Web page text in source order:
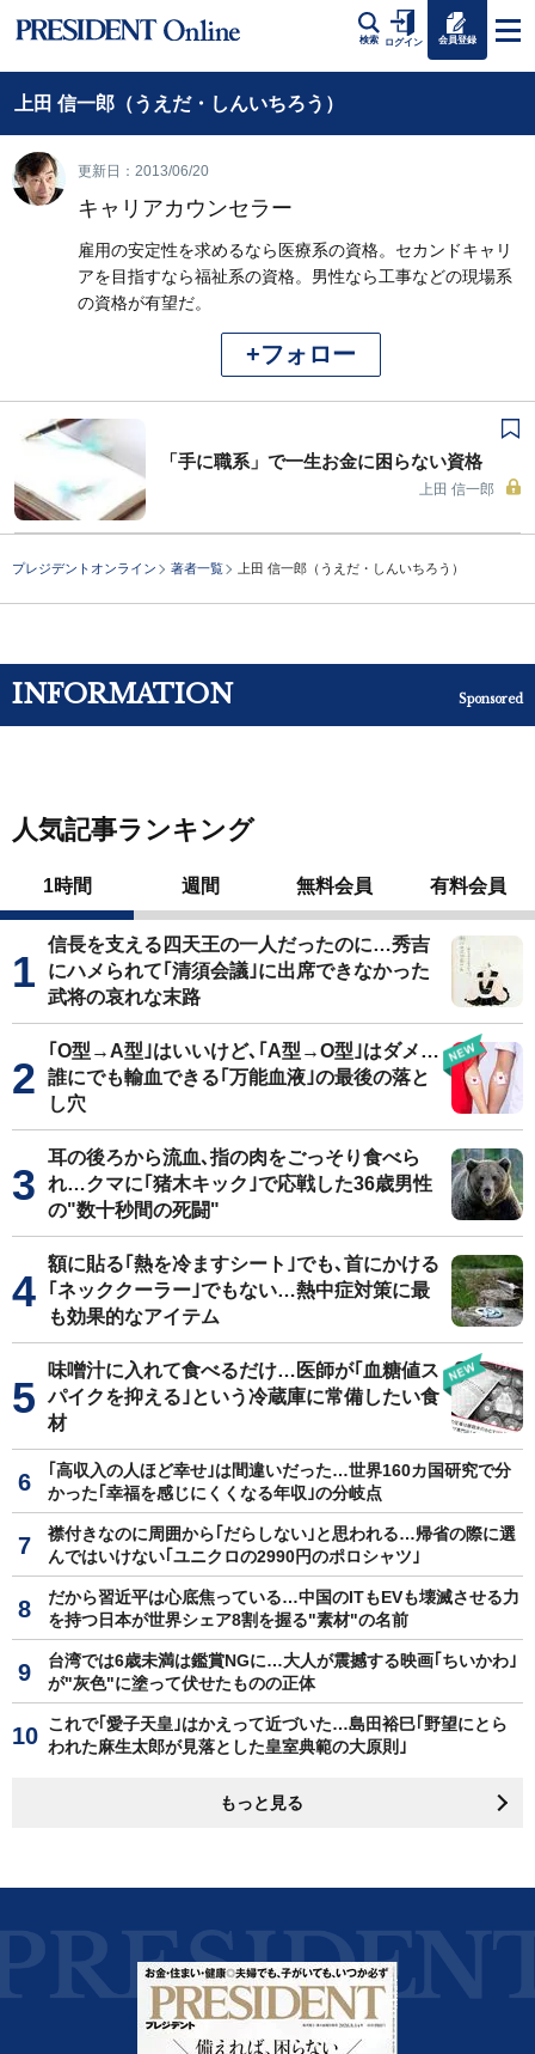
検索 ログイン 会員登録
上田 信一郎（うえだ・しんいちろう）
更新日：2013/06/20
キャリアカウンセラー
雇用の安定性を求めるなら医療系の資格。セカンドキャリ
アを目指すなら福祉系の資格。男性なら工事などの現場系
の資格が有望だ。
+フォロー
「手に職系」で一生お金に困らない資格
上田 信一郎
プレジデントオンライン 著者一覧 上田 信一郎（うえだ・しんいちろう）
INFORMATION Sponsored
人気記事ランキング
1時間 週間 無料会員 有料会員
信長を支える四天王の一人だったのに…秀吉
にハメられて｢清須会議｣に出席できなかった
武将の哀れな末路
｢O型→A型｣はいいけど､｢A型→O型｣はダメ…
誰にでも輸血できる｢万能血液｣の最後の落と
し穴
耳の後ろから流血､指の肉をごっそり食べら
れ…クマに｢猪木キック｣で応戦した36歳男性
の"数十秒間の死闘"
額に貼る｢熱を冷ますシート｣でも､首にかける
｢ネッククーラー｣でもない…熱中症対策に最
も効果的なアイテム
味噌汁に入れて食べるだけ…医師が｢血糖値ス
パイクを抑える｣という冷蔵庫に常備したい食
材
｢高収入の人ほど幸せ｣は間違いだった…世界160カ国研究で分
かった｢幸福を感じにくくなる年収｣の分岐点
襟付きなのに周囲から｢だらしない｣と思われる…帰省の際に選
んではいけない｢ユニクロの2990円のポロシャツ｣
だから習近平は心底焦っている…中国のITもEVも壊滅させる力
を持つ日本が世界シェア8割を握る"素材"の名前
台湾では6歳未満は鑑賞NGに…大人が震撼する映画｢ちいかわ｣
が"灰色"に塗って伏せたものの正体
これで｢愛子天皇｣はかえって近づいた…島田裕巳｢野望にとら
われた麻生太郎が見落とした皇室典範の大原則｣
もっと見る